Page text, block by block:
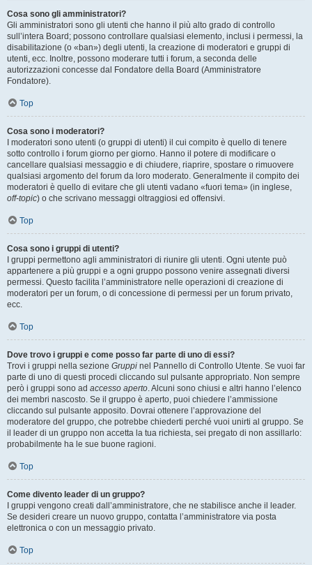
Cosa sono gli amministratori?
Gli amministratori sono gli utenti che hanno il più alto grado di controllo
sull’intera Board; possono controllare qualsiasi elemento, inclusi i permessi, la
disabilitazione (o «ban») degli utenti, la creazione di moderatori e gruppi di
utenti, ecc. Inoltre, possono moderare tutti i forum, a seconda delle
autorizzazioni concesse dal Fondatore della Board (Amministratore
Fondatore).
Top
Cosa sono i moderatori?
I moderatori sono utenti (o gruppi di utenti) il cui compito è quello di tenere
sotto controllo i forum giorno per giorno. Hanno il potere di modificare o
cancellare qualsiasi messaggio e di chiudere, riaprire, spostare o rimuovere
qualsiasi argomento del forum da loro moderato. Generalmente il compito dei
moderatori è quello di evitare che gli utenti vadano «fuori tema» (in inglese,
off-topic) o che scrivano messaggi oltraggiosi ed offensivi.
Top
Cosa sono i gruppi di utenti?
I gruppi permettono agli amministratori di riunire gli utenti. Ogni utente può
appartenere a più gruppi e a ogni gruppo possono venire assegnati diversi
permessi. Questo facilita l’amministratore nelle operazioni di creazione di
moderatori per un forum, o di concessione di permessi per un forum privato,
ecc.
Top
Dove trovo i gruppi e come posso far parte di uno di essi?
Trovi i gruppi nella sezione Gruppi nel Pannello di Controllo Utente. Se vuoi far
parte di uno di questi procedi cliccando sul pulsante appropriato. Non sempre
però i gruppi sono ad accesso aperto. Alcuni sono chiusi e altri hanno l’elenco
dei membri nascosto. Se il gruppo è aperto, puoi chiedere l’ammissione
cliccando sul pulsante apposito. Dovrai ottenere l’approvazione del
moderatore del gruppo, che potrebbe chiederti perché vuoi unirti al gruppo. Se
il leader di un gruppo non accetta la tua richiesta, sei pregato di non assillarlo:
probabilmente ha le sue buone ragioni.
Top
Come divento leader di un gruppo?
I gruppi vengono creati dall’amministratore, che ne stabilisce anche il leader.
Se desideri creare un nuovo gruppo, contatta l’amministratore via posta
elettronica o con un messaggio privato.
Top